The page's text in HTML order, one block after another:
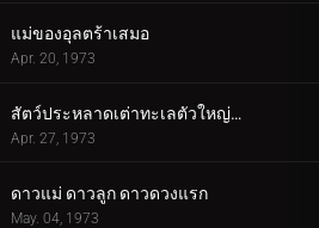
แม่ของอุลตร้าเสมอ
Apr. 20, 1973
สัตว์ประหลาดเต่าทะเลตัวใหญ่บุกโตเกียว!
Apr. 27, 1973
ดาวแม่ ดาวลูก ดาวดวงแรก
May. 04, 1973